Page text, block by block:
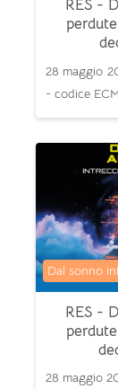
RES -
28 maggio
- codice
RES -
Categoria di
Dal sonno
28 maggio